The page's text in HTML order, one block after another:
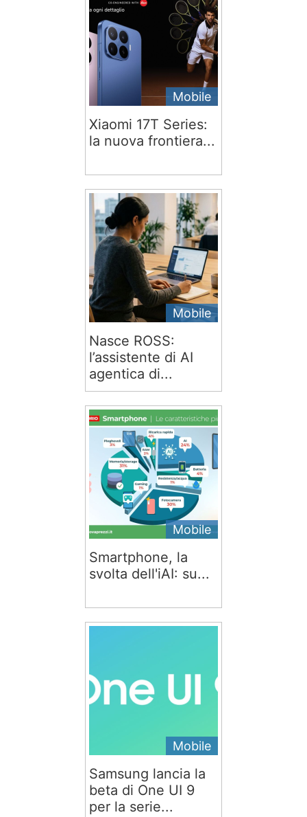
Mobile
Xiaomi 17T Series:
la nuova frontiera...
Mobile
Nasce ROSS:
l’assistente di AI
agentica di...
Mobile
Smartphone, la
svolta dell'iAI: su...
Mobile
Samsung lancia la
beta di One UI 9
per la serie...